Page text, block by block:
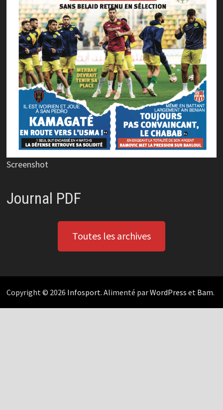
Screenshot
Journal PDF
Toutes les archives
Copyright © 2026 Infosport. Alimenté parWordPress et Bam.